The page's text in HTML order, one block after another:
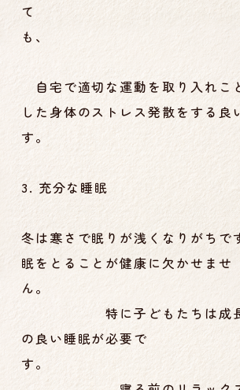
て
も
自宅で適切な運動を取り入れこ
した身体のストレス発散をする良
す。
3. 充分な睡眠
冬は寒さで眠りが浅くなりがちで
眠をとることが健康に欠かせませ
ん
特に子どもたちは成長
の良い睡眠が必要で
す